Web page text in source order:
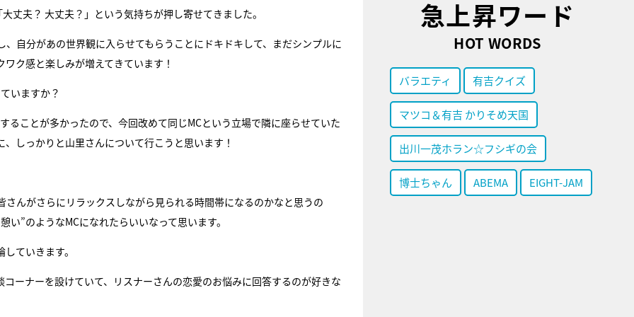
丈夫？ 大丈夫？」という気持ちが押し寄せてきました。
自分があの世界観に入らせてもらうことにドキドキして、まだシンプルに
ク感と楽しみが増えてきています！
いますか？
ることが多かったので、今回改めて同じMCという立場で隣に座らせていた
しっかりと山里さんについて行こうと思います！
んがさらにリラックスしながら見られる時間帯になるのかなと思うの
”のようなMCになれたらいいなって思います。
ていきます。
ーナーを設けていて、リスナーさんの恋愛のお悩みに回答するのが好きな
急上昇ワード
HOT WORDS
バラエティ 有吉クイズ
マツコ＆有吉 かりそめ天国
出川一茂ホラン☆フシギの会
博士ちゃん ABEMA EIGHT-JAM